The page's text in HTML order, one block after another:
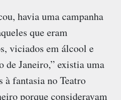
havia uma campanha
que eram
viciados em álcool e
de Janeiro,” existia uma
à fantasia no Teatro
porque consideravam